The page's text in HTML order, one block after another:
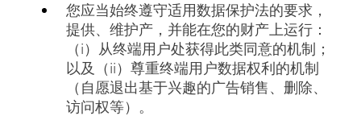
您应当始终遵守适用数据保护法的要求，
提供、维护产，并能在您的财产上运行：
（i）从终端用户处获得此类同意的机制；
以及（ii）尊重终端用户数据权利的机制
（自愿退出基于兴趣的广告销售、删除、
访问权等）。